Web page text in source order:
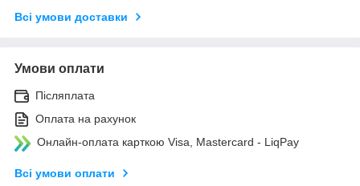
Всі умови доставки
Умови оплати
Післяплата
Оплата на рахунок
Онлайн-оплата карткою Visa, Mastercard - LiqPay
Всі умови оплати